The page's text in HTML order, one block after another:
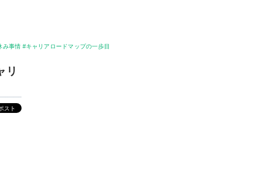
事情 #キャリアロードマップの一歩目
リ